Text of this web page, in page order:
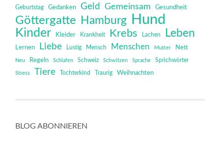
Geburtstag Gedanken Geld Gemeinsam Gesundheit
Göttergatte Hamburg Hund
Kinder Kleider Krankheit Krebs Lachen Leben
Lernen Liebe Lustig Mensch Menschen Mutter Nett
Neu Regeln Schlafen Schweiz Schwitzen Sprache Sprichwörter
Stress Tiere Tochterkind Traurig Weihnachten
BLOG ABONNIEREN